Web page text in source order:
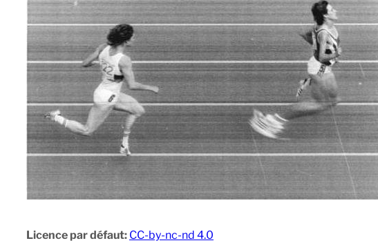
Licence par défaut: CC-by-nc-nd 4.0